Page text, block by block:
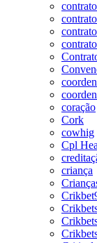
coração
Cork
cowhig
Cpl
criança